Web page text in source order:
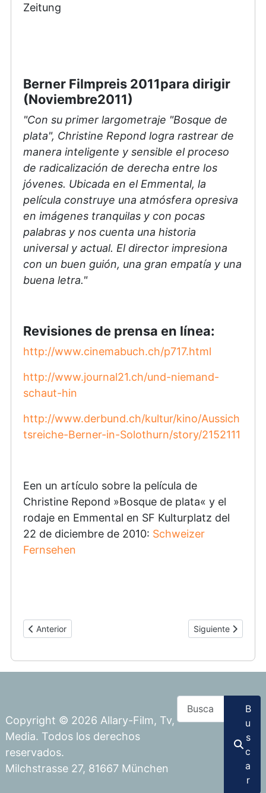
Zeitung
Berner Filmpreis 2011para dirigir
(Noviembre2011)
"Con su primer largometraje "Bosque de
plata", Christine Repond logra rastrear de
manera inteligente y sensible el proceso
de radicalización de derecha entre los
jóvenes. Ubicada en el Emmental, la
película construye una atmósfera opresiva
en imágenes tranquilas y con pocas
palabras y nos cuenta una historia
universal y actual. El director impresiona
con un buen guión, una gran empatía y una
buena letra."
Revisiones de prensa en línea:
http://www.cinemabuch.ch/p717.html
http://www.journal21.ch/und-niemand-
schaut-hin
http://www.derbund.ch/kultur/kino/Aussich
tsreiche-Berner-in-Solothurn/story/2152111
Een un artículo sobre la película de
Christine Repond »Bosque de plata« y el
rodaje en Emmental en SF Kulturplatz del
22 de diciembre de 2010: Schweizer
Fernsehen
Artículo anterior: Reparto y Equipo
Anterior Artículo
Siguiente
Copyright © 2026 Allary-Film, Tv,
Media. Todos los derechos
reservados.
Milchstrasse 27, 81667 München
Buscar
B
u
s
c
a
r